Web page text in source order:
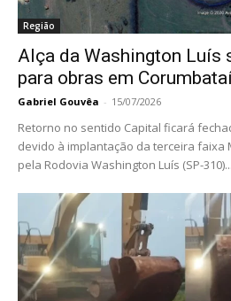
Região
Alça da Washington Luís
para obras em
Gabriel Gouvêa - 15/07/2026
Retorno no sentido Capital ficará
devido à implantação da terceira faixa
pela Rodovia Washington Luís (SP-310)...